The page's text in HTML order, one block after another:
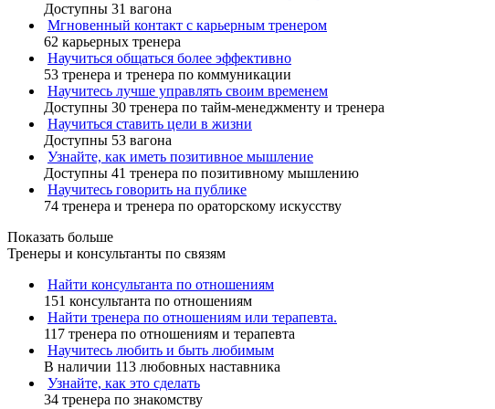
Доступны 31 вагона
Мгновенный контакт с карьерным тренером
62 карьерных тренера
Научиться общаться более эффективно
53 тренера и тренера по коммуникации
Научитесь лучше управлять своим временем
Доступны 30 тренера по тайм-менеджменту и тренера
Научиться ставить цели в жизни
Доступны 53 вагона
Узнайте, как иметь позитивное мышление
Доступны 41 тренера по позитивному мышлению
Научитесь говорить на публике
74 тренера и тренера по ораторскому искусству
Показать больше
Тренеры и консультанты по связям
Найти консультанта по отношениям
151 консультанта по отношениям
Найти тренера по отношениям или терапевта.
117 тренера по отношениям и терапевта
Научитесь любить и быть любимым
В наличии 113 любовных наставника
Узнайте, как это сделать
34 тренера по знакомству